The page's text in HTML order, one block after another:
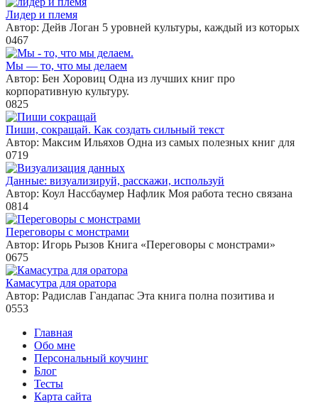
Лидер и племя
Автор: Дейв Логан 5 уровней культуры, каждый из которых
0467
Мы — то, что мы делаем
Автор: Бен Хоровиц Одна из лучших книг про
корпоративную культуру.
0825
Пиши, сокращай. Как создать сильный текст
Автор: Максим Ильяхов Одна из самых полезных книг для
0719
Данные: визуализируй, расскажи, используй
Автор: Коул Нассбаумер Нафлик Моя работа тесно связана
0814
Переговоры с монстрами
Автор: Игорь Рызов Книга «Переговоры с монстрами»
0675
Камасутра для оратора
Автор: Радислав Гандапас Эта книга полна позитива и
0553
Главная
Обо мне
Персональный коучинг
Блог
Тесты
Карта сайта